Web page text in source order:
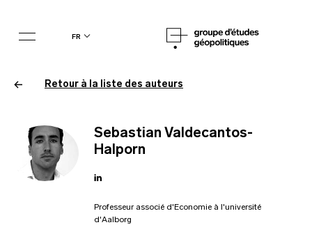
fr
Sebastian Valdecantos-
Halporn
Professeur associé d'Economie à l'université
d'Aalborg
Retour à la liste des auteurs